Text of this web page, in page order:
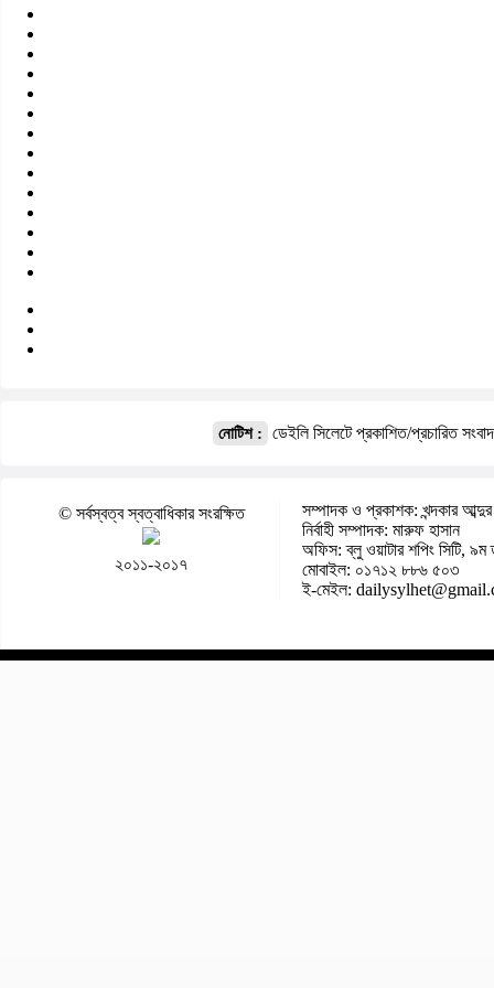
নোটিশ : ডেইলি সিলেটে প্রকাশিত/প্রচারিত
© সর্বস্বত্ব স্বত্বাধিকার সংরক্ষিত
২০১১-২০১৭
সম্পাদক ও প্রকাশক: খন্দকার আব্দুর
নির্বাহী সম্পাদক: মারুফ হাসান
অফিস: ব্লু ওয়াটার শপিং সিটি, ৯ম
মোবাইল: ০১৭১২ ৮৮৬ ৫০৩
ই-মেইল: